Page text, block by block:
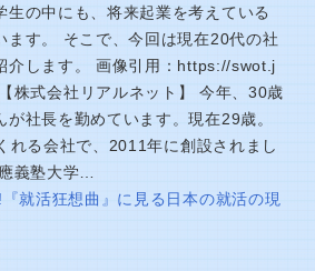
生の中にも、将来起業を考えている
ます。 そこで、今回は現在20代の社
介します。 画像引用：https://swot.j
株式会社リアルネット】 今年、30歳
が社長を勤めています。現在29歳。
れる会社で、2011年に創設されまし
義塾大学…
就活狂想曲』に見る日本の就活の現